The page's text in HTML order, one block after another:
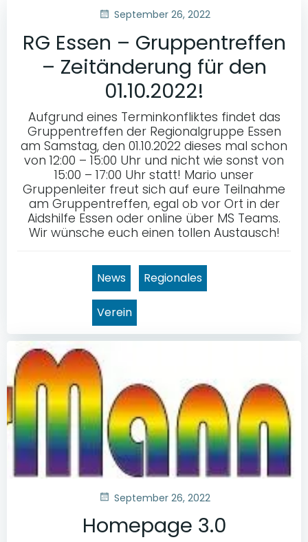
September 26, 2022
RG Essen – Gruppentreffen
– Zeitänderung für den
01.10.2022!
Aufgrund eines Terminkonfliktes findet das
Gruppentreffen der Regionalgruppe Essen
am Samstag, den 01.10.2022 dieses mal schon
von 12:00 – 15:00 Uhr und nicht wie sonst von
15:00 – 17:00 Uhr statt! Mario unser
Gruppenleiter freut sich auf eure Teilnahme
am Gruppentreffen, egal ob vor Ort in der
Aidshilfe Essen oder online über MS Teams.
Wir wünsche euch einen tollen Austausch!
News Regionales
Verein
September 26, 2022
Homepage 3.0